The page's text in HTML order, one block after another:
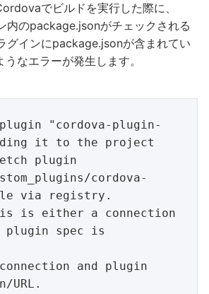
でビルドを実行した際に、
内のpackage.jsonがチェックされる
グインにpackage.jsonが含まれてい
なエラーが発生します。
"cordova-plugin-
it to the project
plugin
cordova-
via registry.
is either a connection
plugin spec is
and plugin
URL.